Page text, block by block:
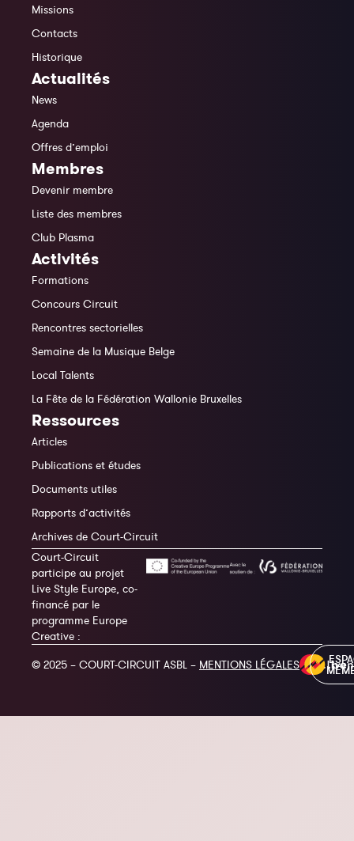
Missions
Contacts
Historique
Actualités
News
Agenda
Offres d’emploi
Membres
Devenir membre
Liste des membres
Club Plasma
Activités
Formations
Concours Circuit
Rencontres sectorielles
Semaine de la Musique Belge
Local Talents
La Fête de la Fédération Wallonie Bruxelles
Ressources
Articles
Publications et études
Documents utiles
Rapports d’activités
Archives de Court-Circuit
Court-Circuit
participe au projet
Live Style Europe, co-
financé par le
programme Europe
Creative :
© 2025 – COURT-CIRCUIT ASBL – MENTIONS LÉGALES